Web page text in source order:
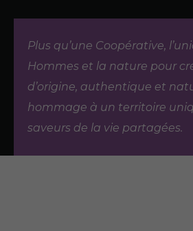
Plus qu’une Coopérative,
Hommes et la nature pour
d’origine, authentique et
hommage à un territoire
saveurs de la vie partagées.